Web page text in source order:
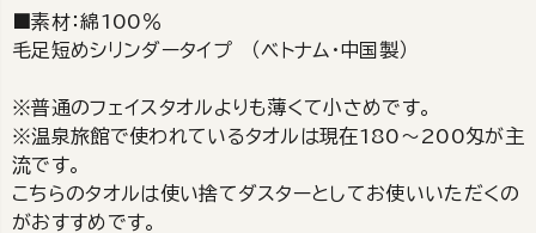
■素材：綿100％
毛足短めシリンダータイプ （ベトナム・中国製）
※普通のフェイスタオルよりも薄くて小さめです。
※温泉旅館で使われているタオルは現在180～200匁が主
流です。
こちらのタオルは使い捨てダスターとしてお使いいただくの
がおすすめです。